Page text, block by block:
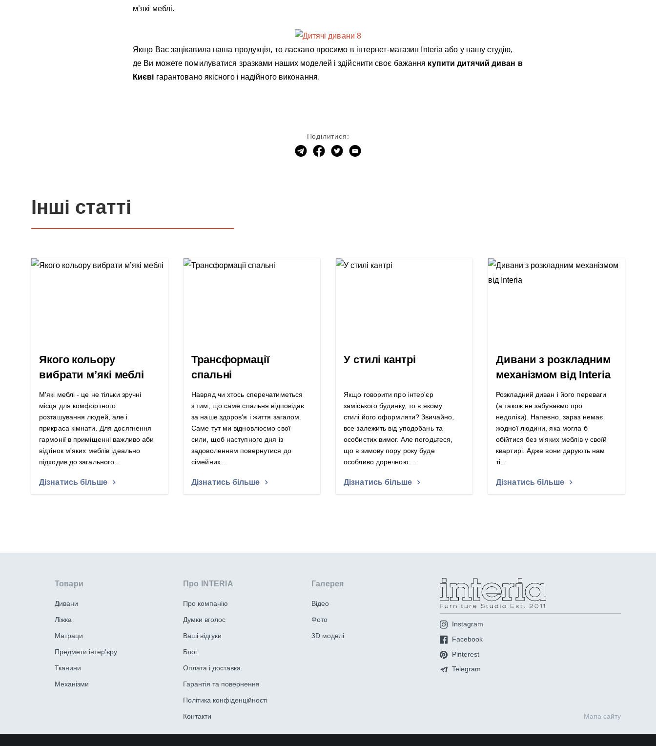
м’які меблі.
Якщо Вас зацікавила наша продукція, то ласкаво просимо в інтернет-магазин Interia або у нашу студію,
де Ви можете помилуватися зразками наших моделей і здійснити своє бажання купити дитячий диван в
Києві гарантовано якісного і надійного виконання.
Поділитися:
Інші статті
Якого кольору
вибрати м’які меблі
М'які меблі - це не тільки зручні
місця для комфортного
розташування людей, але і
прикраса кімнати. Для досягнення
гармонії в приміщенні важливо аби
відтінок м'яких меблів ідеально
підходив до загального…
Дізнатись більше
Трансформації
спальні
Навряд чи хтось сперечатиметься
з тим, що саме спальня відповідає
за наше здоров'я і життя загалом.
Саме тут ми відновлюємо свої
сили, щоб наступного дня із
задоволенням повернутися до
сімейних…
Дізнатись більше
У стилі кантрі
Якщо говорити про інтер'єр
заміського будинку, то в якому
стилі його оформляти? Звичайно,
все залежить від уподобань та
особистих вимог. Але погодьтеся,
що в зимову пору року буде
особливо доречною…
Дізнатись більше
Дивани з розкладним
механізмом від Interia
Розкладний диван і його переваги
(а також не забуваємо про
недоліки). Напевно, зараз немає
жодної людини, яка могла б
обійтися без м'яких меблів у своїй
квартирі. Адже вони дарують нам
ті…
Дізнатись більше
Товари
Дивани
Ліжка
Матраци
Предмети інтер’єру
Тканини
Механізми
Про INTERIA
Про компанію
Думки вголос
Ваші відгуки
Блог
Оплата і доставка
Гарантія та повернення
Політика конфіденційності
Контакти
Галерея
Відео
Фото
3D моделі
Instagram
Facebook
Pinterest
Telegram
Мапа сайту